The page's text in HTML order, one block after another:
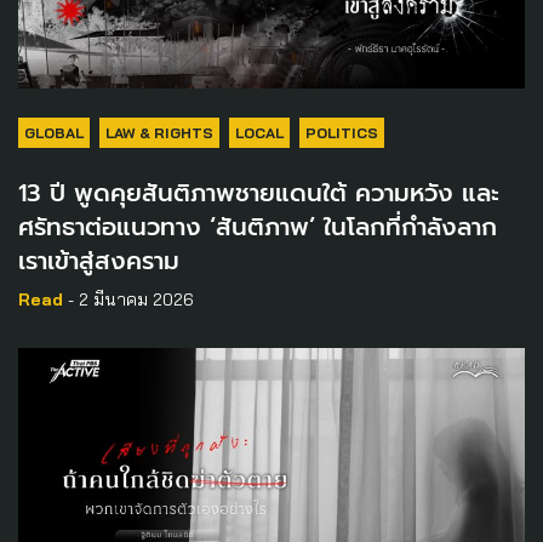
GLOBAL LAW & RIGHTS LOCAL POLITICS
13 ปี พูดคุยสันติภาพชายแดนใต้ ความหวัง และ
ศรัทธาต่อแนวทาง ‘สันติภาพ’ ในโลกที่กำลังลาก
เราเข้าสู่สงคราม
Read - 2 มีนาคม 2026